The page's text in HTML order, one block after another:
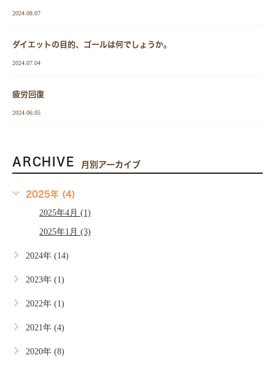
2024.08.07
ダイエットの目的、ゴールは何でしょうか。
2024.07.04
疲労回復
2024.06.05
ARCHIVE 月別アーカイブ
2025年 (4)
2025年4月 (1)
2025年1月 (3)
2024年 (14)
2023年 (1)
2022年 (1)
2021年 (4)
2020年 (8)